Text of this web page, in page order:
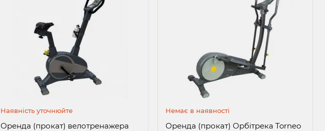
Наявність уточнюйте
Оренда (прокат) велотренажера
Немає в наявності
Оренда (прокат) Орбітрека Torneo